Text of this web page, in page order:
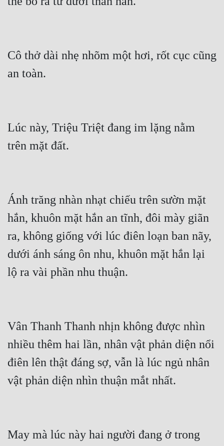
Tính Cách Nhân Vật :
Vô Sỉ
Điềm Đạm
Cô thở dài nhẹ nhõm một hơi, rốt cục cũng
an toàn.
Lúc này, Triệu Triệt đang im lặng nằm
trên mặt đất.
Ánh trăng nhàn nhạt chiếu trên sườn mặt
hắn, khuôn mặt hắn an tĩnh, đôi mày giãn
ra, không giống với lúc điên loạn ban nãy,
dưới ánh sáng ôn nhu, khuôn mặt hắn lại
lộ ra vài phần nhu thuận.
Vân Thanh Thanh nhịn không được nhìn
nhiều thêm hai lần, nhân vật phản diện nổi
điên lên thật đáng sợ, vẫn là lúc ngủ nhân
vật phản diện nhìn thuận mắt nhất.
May mà lúc này hai người đang ở trong